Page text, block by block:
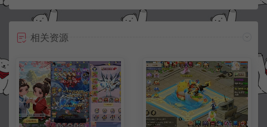
相关资源